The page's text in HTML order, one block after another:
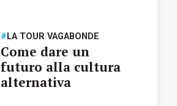
# LA TOUR VAGABONDE
Come dare un
futuro alla cultura
alternativa